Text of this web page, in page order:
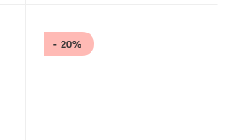
- 20%